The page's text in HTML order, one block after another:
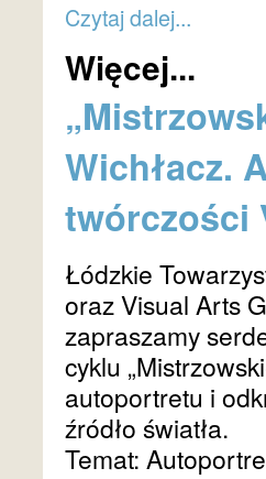
Czytaj dalej...
Więcej...
Wichłacz.
twórczości
Łódzkie
oraz Visual Arts
zapraszamy
cyklu
autoportretu i
źródło światła.
Temat: